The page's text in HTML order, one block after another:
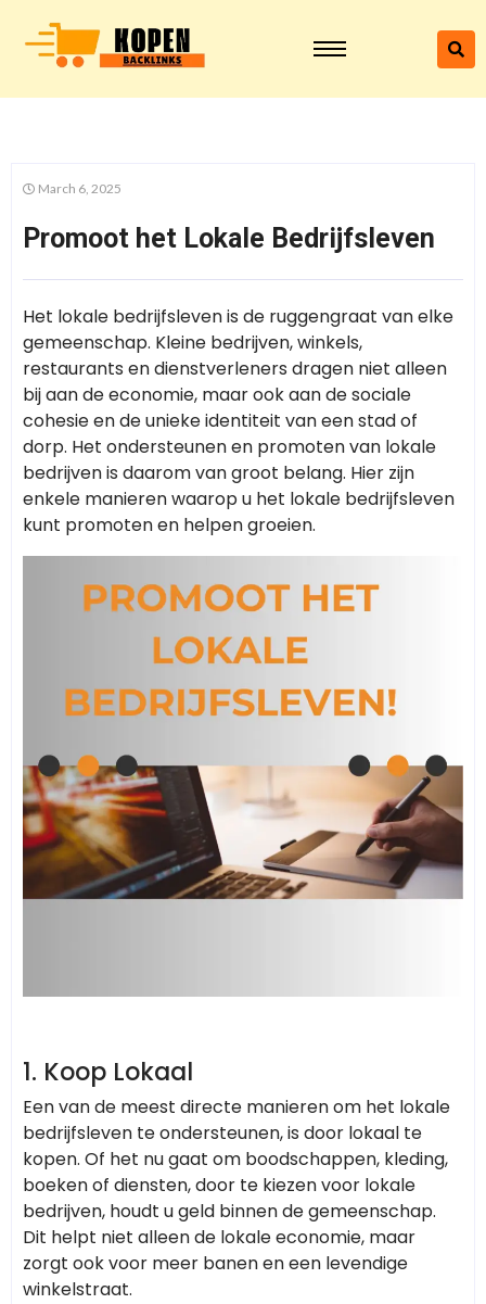
March 6, 2025
Promoot het Lokale Bedrijfsleven
Het lokale bedrijfsleven is de ruggengraat van elke
gemeenschap. Kleine bedrijven, winkels,
restaurants en dienstverleners dragen niet alleen
bij aan de economie, maar ook aan de sociale
cohesie en de unieke identiteit van een stad of
dorp. Het ondersteunen en promoten van lokale
bedrijven is daarom van groot belang. Hier zijn
enkele manieren waarop u het lokale bedrijfsleven
kunt promoten en helpen groeien.
1. Koop Lokaal
Een van de meest directe manieren om het lokale
bedrijfsleven te ondersteunen, is door lokaal te
kopen. Of het nu gaat om boodschappen, kleding,
boeken of diensten, door te kiezen voor lokale
bedrijven, houdt u geld binnen de gemeenschap.
Dit helpt niet alleen de lokale economie, maar
zorgt ook voor meer banen en een levendige
winkelstraat.